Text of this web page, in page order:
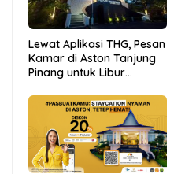
Lewat Aplikasi THG, Pesan
Kamar di Aston Tanjung
Pinang untuk Libur
dan Hemat